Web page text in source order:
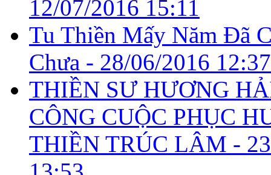
12/07/2016 15:11
Tu Thiền Mấy Năm Đã
Chưa - 28/06/2016 12:37
THIỀN SƯ HƯƠNG
CÔNG CUỘC PHỤC
THIỀN TRÚC LÂM -